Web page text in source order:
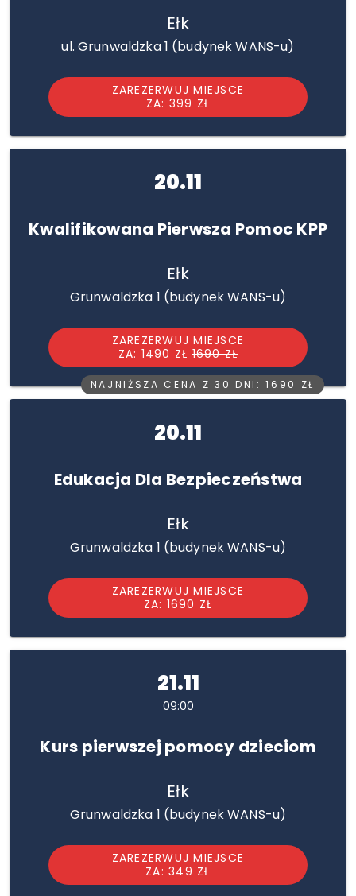
Ełk
ul. Grunwaldzka 1 (budynek WANS-u)
ZAREZERWUJ MIEJSCE
ZA: 399 ZŁ
20.11
Kwalifikowana Pierwsza Pomoc KPP
Ełk
Grunwaldzka 1 (budynek WANS-u)
ZAREZERWUJ MIEJSCE
ZA: 1490 ZŁ1690 ZŁ
NAJNIŻSZA CENA Z 30 DNI: 1690 ZŁ
20.11
Edukacja Dla Bezpieczeństwa
Ełk
Grunwaldzka 1 (budynek WANS-u)
ZAREZERWUJ MIEJSCE
ZA: 1690 ZŁ
21.11
09:00
Kurs pierwszej pomocy dzieciom
Ełk
Grunwaldzka 1 (budynek WANS-u)
ZAREZERWUJ MIEJSCE
ZA: 349 ZŁ